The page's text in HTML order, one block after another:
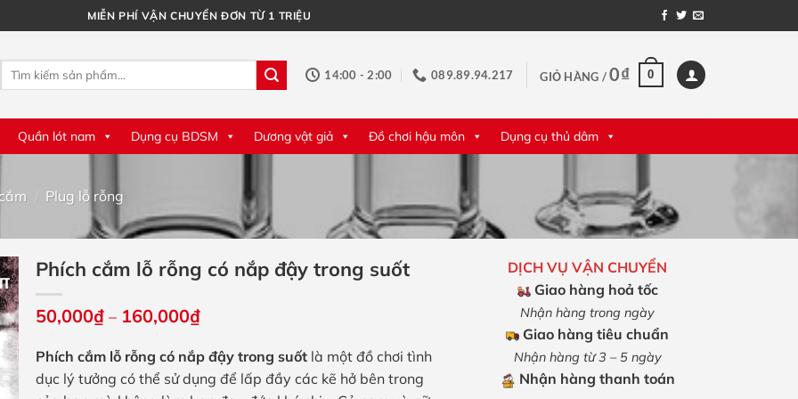
MIỄN PHÍ VẬN CHUYỂN ĐƠN TỪ 1 TRIỆU
Tìm
14:00 - 2:00 089.89.94.217 GIỎ HÀNG /0₫ 0
Quần lót nam Dụng cụ BDSM Dương vật giả Đồ chơi hậu môn Dụng cụ thủ dâm
/ Plug lỗ rỗng
Phích cắm lỗ rỗng có nắp đậy trong suốt
50,000₫ – 160,000₫Khoảng
50,000₫
đến
160,000₫
Phích cắm lỗ rỗng có nắp đậy trong suốt là một đồ chơi tình
dục lý tưởng có thể sử dụng để lấp đầy các kẽ hở bên trong
DỊCH VỤ VẬN CHUYỂN
Giao hàng hoả tốc
Nhận hàng trong ngày
Giao hàng tiêu chuẩn
Nhận hàng từ 3 – 5 ngày
Nhận hàng thanh toán